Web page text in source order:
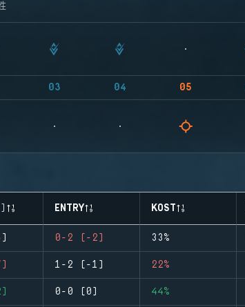
03 04 05
ENTRY KOST
0-2 (-2) 33%
1-2 (-1) 22%
0-0 (0) 44%